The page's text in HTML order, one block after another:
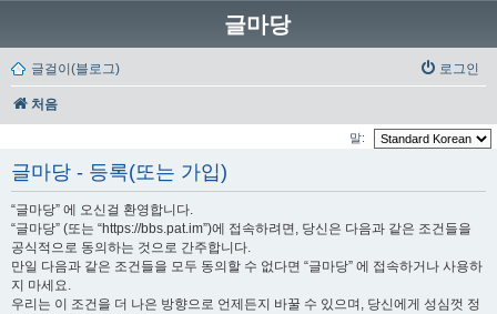
글마당
글걸이(블로그) 로그인
처음
말:
글마당 - 등록(또는 가입)
“글마당” 에 오신걸 환영합니다.
“글마당” (또는 “https://bbs.pat.im”)에 접속하려면, 당신은 다음과 같은 조건들을
공식적으로 동의하는 것으로 간주합니다.
만일 다음과 같은 조건들을 모두 동의할 수 없다면 “글마당” 에 접속하거나 사용하
지 마세요.
우리는 이 조건을 더 나은 방향으로 언제든지 바꿀 수 있으며, 당신에게 성심껏 정